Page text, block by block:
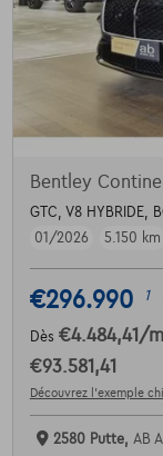
Bentley
GTC, V8 HYBRIDE,
01/2026
5.150 km
€296.990 1
Dès €4.484,41 /
€93.581,41
Découvrez l’exemple
2580 Putte, AB